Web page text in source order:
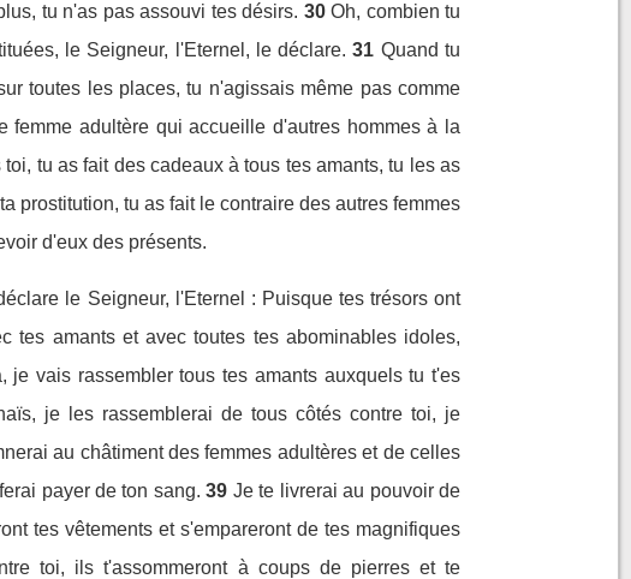
tu n'as pas assouvi tes désirs. 30 Oh, combien tu
le Seigneur, l'Eternel, le déclare. 31 Quand tu
toutes les places, tu n'agissais même pas comme
femme adultère qui accueille d'autres hommes à la
tu as fait des cadeaux à tous tes amants, tu les as
prostitution, tu as fait le contraire des autres femmes
d'eux des présents.
le Seigneur, l'Eternel : Puisque tes trésors ont
tes amants et avec toutes tes abominables idoles,
je vais rassembler tous tes amants auxquels tu t'es
je les rassemblerai de tous côtés contre toi, je
au châtiment des femmes adultères et de celles
payer de ton sang. 39 Je te livrerai au pouvoir de
tes vêtements et s'empareront de tes magnifiques
toi, ils t'assommeront à coups de pierres et te